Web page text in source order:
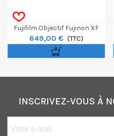
Fujifilm Objectif Fujinon XF
35mm F1.4 R
649,00 € (TTC)
INSCRIVEZ-VOUS À